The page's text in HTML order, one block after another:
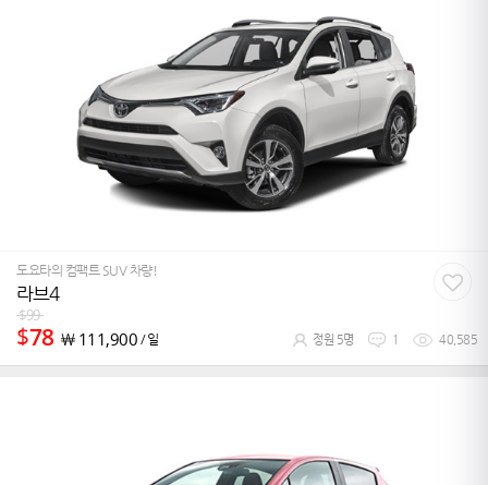
도요타의 컴팩트 SUV 차량!
라브4
$99
$78 ￦ 111,900 / 일 정원 5명 1 40,585